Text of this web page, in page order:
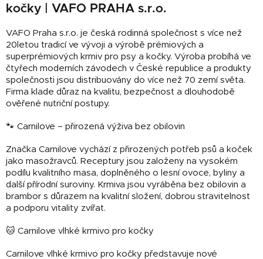
kočky | VAFO PRAHA s.r.o.
VAFO Praha s.r.o. je česká rodinná společnost s více než
20letou tradicí ve vývoji a výrobě prémiových a
superprémiových krmiv pro psy a kočky. Výroba probíhá ve
čtyřech moderních závodech v České republice a produkty
společnosti jsou distribuovány do více než 70 zemí světa.
Firma klade důraz na kvalitu, bezpečnost a dlouhodobě
ověřené nutriční postupy.
🐾 Carnilove – přirozená výživa bez obilovin
Značka Carnilove vychází z přirozených potřeb psů a koček
jako masožravců. Receptury jsou založeny na vysokém
podílu kvalitního masa, doplněného o lesní ovoce, byliny a
další přírodní suroviny. Krmiva jsou vyráběna bez obilovin a
brambor s důrazem na kvalitní složení, dobrou stravitelnost
a podporu vitality zvířat.
🐱 Carnilove vlhké krmivo pro kočky
Carnilove vlhké krmivo pro kočky představuje nové